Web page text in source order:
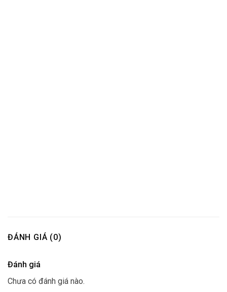
ĐÁNH GIÁ (0)
Đánh giá
Chưa có đánh giá nào.